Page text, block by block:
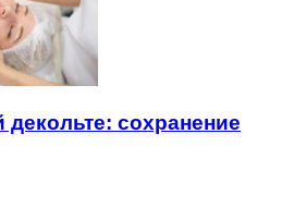
декольте: сохранение